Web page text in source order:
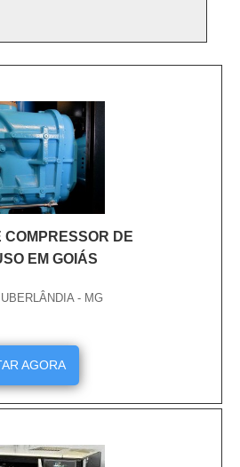
DE
EM GOIÁS
- MG
AGORA